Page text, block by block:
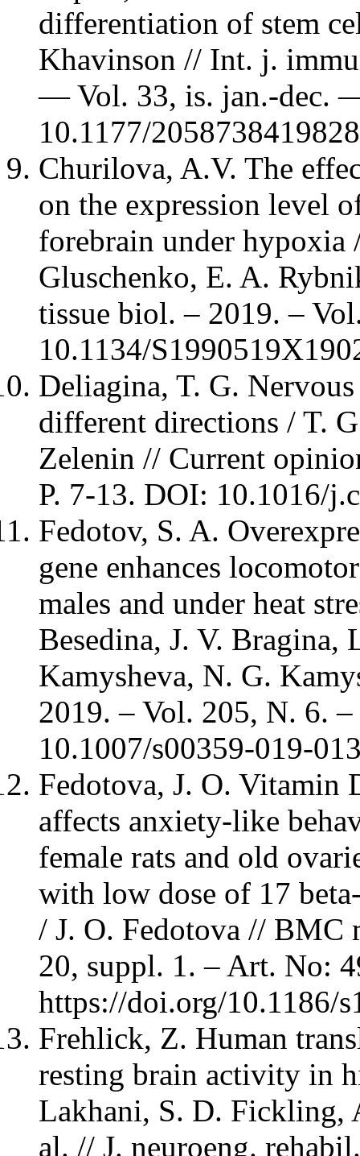
differentiation of stem
Khavinson // Int. j.
— Vol. 33, is. jan.-dec.
10.1177/
Churilova, A.V. The
on the expression level
forebrain under hypoxia
Gluschenko, E. A.
tissue biol. – 2019. –
10.1134/
Deliagina, T. G.
different directions / T.
Zelenin // Current
P. 7-13. DOI: 10.1016/
Fedotov, S. A.
gene enhances
males and under heat
Besedina, J. V.
Kamysheva, N. G.
2019. – Vol. 205, N. 6.
10.1007/s00359-019-
Fedotova, J. O. Vitamin
affects anxiety-like
female rats and old
with low dose of 17
/ J. O. Fedotova // BMC
20, suppl. 1. – Art. No:
https://doi.org/10.1186/
Frehlick, Z. Human
resting brain activity in
Lakhani, S. D. Fickling,
al. // J. neuroeng.